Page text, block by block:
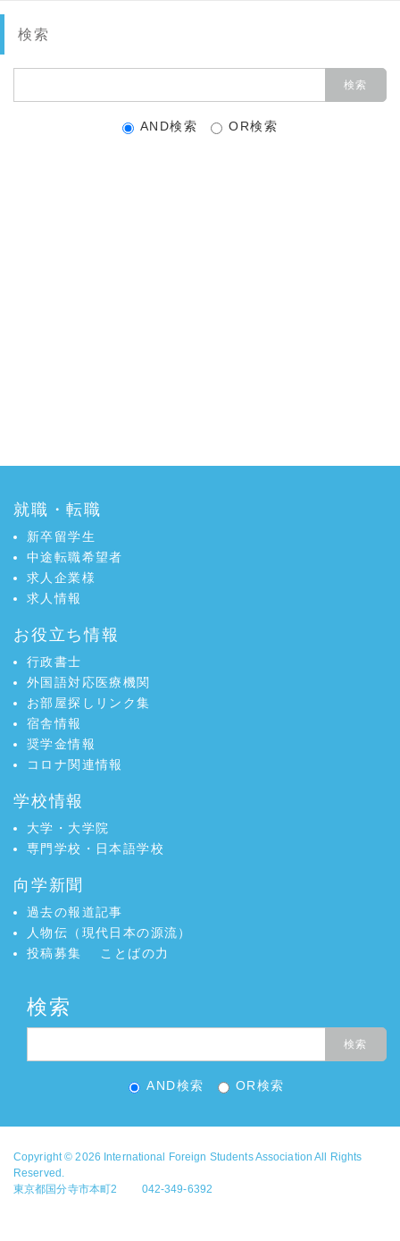
検索
AND検索 OR検索
就職・転職
新卒留学生
中途転職希望者
求人企業様
求人情報
お役立ち情報
行政書士
外国語対応医療機関
お部屋探しリンク集
宿舎情報
奨学金情報
コロナ関連情報
学校情報
大学・大学院
専門学校・日本語学校
向学新聞
過去の報道記事
人物伝（現代日本の源流）
投稿募集
ことばの力
検索
AND検索 OR検索
Copyright © 2026 International Foreign Students Association All Rights
Reserved.
東京都国分寺市本町2 042-349-6392